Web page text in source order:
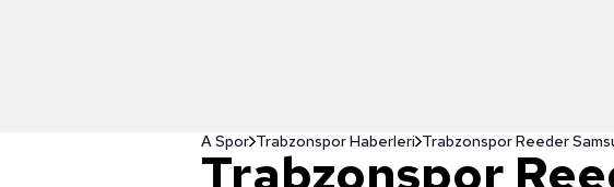
A Spor Trabzonspor Haberleri Trabzonspor Reeder
Trabzonspor